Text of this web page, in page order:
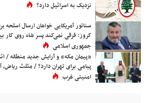
نزدیک به اسرائیل دارد؟
سناتور آمریکایی خواهان ارسال
کروز: فرقی نمی‌کند پسر شاه روی کار
جمهوری اسلامی
«پیمان مکه» و آرایش جدید منطقه /
پیامی برای تهران دارد؟ / مثلث ریاض،
امنیتی غرب